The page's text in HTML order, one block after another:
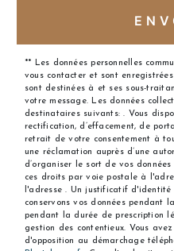
** Les données personnelles
vous contacter et sont
sont destinées à et ses sous-
votre message. Les données
destinataires suivants: . Vous
rectification, d’effacement, de
retrait de votre consentement à
une réclamation auprès d’une
d’organiser le sort de vos
ces droits par voie postale à
l'adresse . Un justificatif d'identité
conservons vos données pendant
pendant la durée de prescription
gestion des contentieux. Vous
d'opposition au démarchage